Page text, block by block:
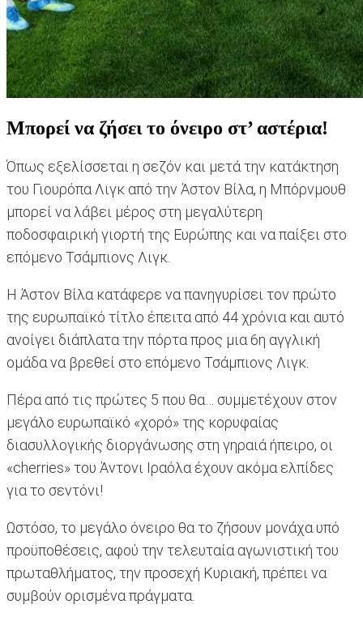
Μπορεί να ζήσει το όνειρο στ’ αστέρια!
Όπως εξελίσσεται η σεζόν και μετά την κατάκτηση
του Γιουρόπα Λιγκ από την Άστον Βίλα, η Μπόρνμουθ
μπορεί να λάβει μέρος στη μεγαλύτερη
ποδοσφαιρική γιορτή της Ευρώπης και να παίξει στο
επόμενο Τσάμπιονς Λιγκ.
Η Άστον Βίλα κατάφερε να πανηγυρίσει τον πρώτο
της ευρωπαϊκό τίτλο έπειτα από 44 χρόνια και αυτό
ανοίγει διάπλατα την πόρτα προς μια 6η αγγλική
ομάδα να βρεθεί στο επόμενο Τσάμπιονς Λιγκ.
Πέρα από τις πρώτες 5 που θα… συμμετέχουν στον
μεγάλο ευρωπαϊκό «χορό» της κορυφαίας
διασυλλογικής διοργάνωσης στη γηραιά ήπειρο, οι
«cherries» του Άντονι Ιραόλα έχουν ακόμα ελπίδες
για το σεντόνι!
Ωστόσο, το μεγάλο όνειρο θα το ζήσουν μονάχα υπό
προϋποθέσεις, αφού την τελευταία αγωνιστική του
πρωταθλήματος, την προσεχή Κυριακή, πρέπει να
συμβούν ορισμένα πράγματα.